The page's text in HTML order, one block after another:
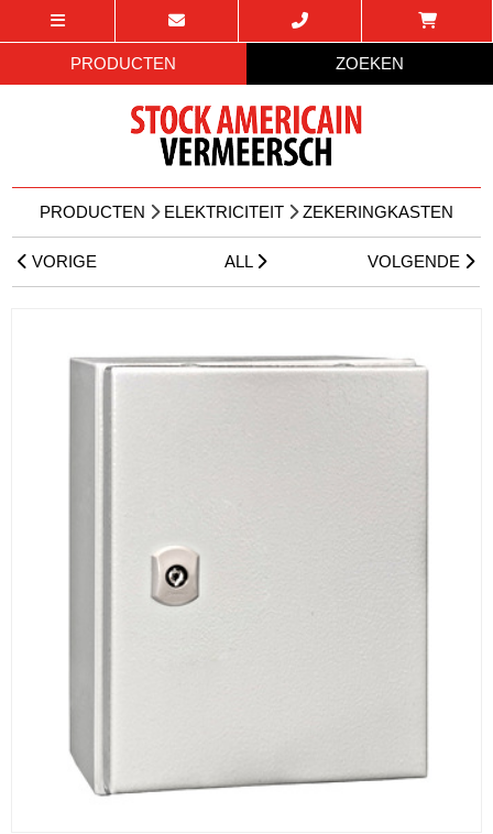
PRODUCTEN ZOEKEN
PRODUCTEN ELEKTRICITEIT ZEKERINGKASTEN
VORIGE ALL VOLGENDE